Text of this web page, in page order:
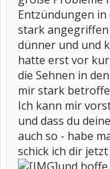
Entzündungen in
stark
dünner und und
hatte erst vor
die Sehnen in
mir stark
Ich kann mir
und dass du
auch so - habe
schick ich dir